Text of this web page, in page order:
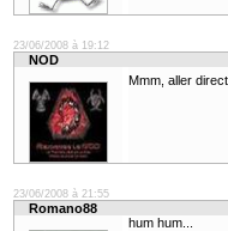
23/06/2008 à 19:12
NOD
Mmm, aller
23/06/2008 à 21:55
Romano88
hum hum...